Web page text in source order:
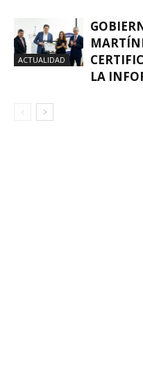
ACTUALIDAD
LA